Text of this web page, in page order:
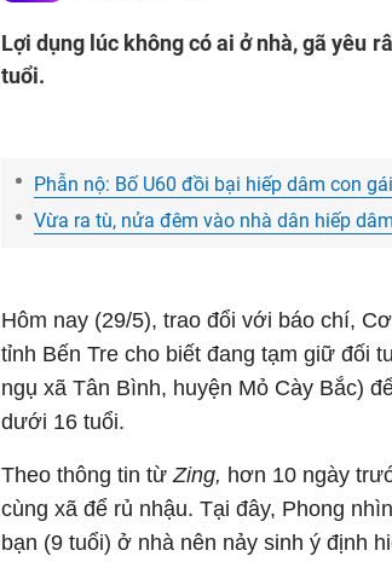
Lợi dụng lúc không có ai ở nhà, gã yêu
tuổi.
Phẫn nộ: Bố U60 đồi bại hiếp dâm con
Vừa ra tù, nửa đêm vào nhà dân hiếp
Hôm nay (29/5), trao đổi với báo chí,
tỉnh Bến Tre cho biết đang tạm giữ đối
ngụ xã Tân Bình, huyện Mỏ Cày Bắc)
dưới 16 tuổi.
Theo thông tin từ Zing, hơn 10 ngày
cùng xã để rủ nhậu. Tại đây, Phong
bạn (9 tuổi) ở nhà nên nảy sinh ý định